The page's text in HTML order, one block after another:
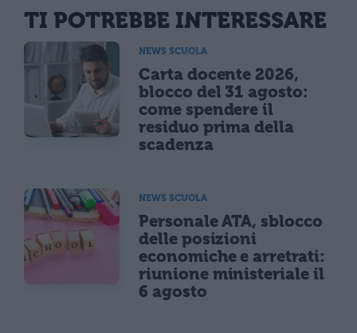
TI POTREBBE INTERESSARE
NEWS SCUOLA
Carta docente 2026,
blocco del 31 agosto:
come spendere il
residuo prima della
scadenza
NEWS SCUOLA
Personale ATA, sblocco
delle posizioni
economiche e arretrati:
riunione ministeriale il
6 agosto